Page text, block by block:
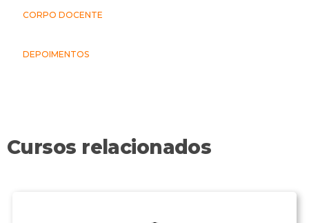
CORPO DOCENTE
DEPOIMENTOS
Cursos relacionados